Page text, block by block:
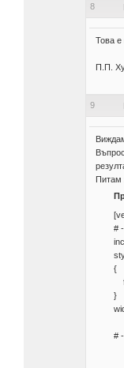
8
Това е
П.П.
9
Питам
#
{
}
#